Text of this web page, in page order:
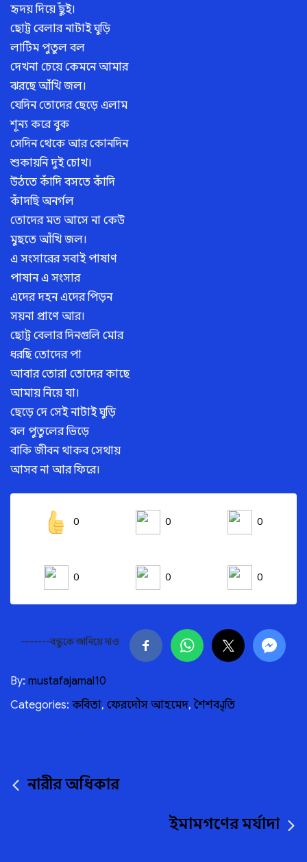
হৃদয় দিয়ে ছুঁই।
ছোট্ট বেলার নাটাই ঘুড়ি
লাটিম পুতুল বল
দেখনা চেয়ে কেমনে আমার
ঝরছে আঁখি জল।
যেদিন তোদের ছেড়ে এলাম
শূন্য করে বুক
সেদিন থেকে আর কোনদিন
শুকায়নি দুই চোখ।
উঠতে কাঁদি বসতে কাঁদি
কাঁদছি অনর্গল
তোদের মত আসে না কেউ
মুছতে আঁখি জল।
এ সংসারের সবাই পাষাণ
পাষান এ সংসার
এদের দহন এদের পিড়ন
সয়না প্রাণে আর।
ছোট্ট বেলার দিনগুলি মোর
ধরছি তোদের পা
আবার তোরা তোদের কাছে
আমায় নিয়ে যা।
ছেড়ে দে সেই নাটাই ঘুড়ি
বল পুতুলের ভিড়ে
বাকি জীবন থাকব সেথায়
আসব না আর ফিরে।
0 0 0
0 0 0
-------বন্ধুকে জানিয়ে দাও
By: mustafajamal10
Categories: কবিতা, ফেরদৌস আহমেদ, শৈশব স্মৃতি
Post
নারীর অধিকার
ইমামগণের মর্যাদা